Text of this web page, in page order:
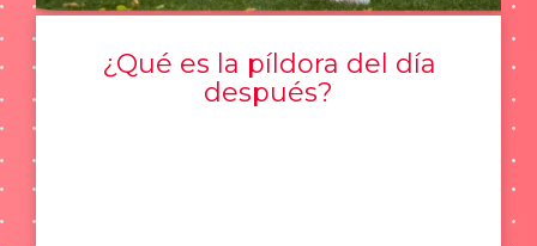
¿Qué es la píldora del día
después?